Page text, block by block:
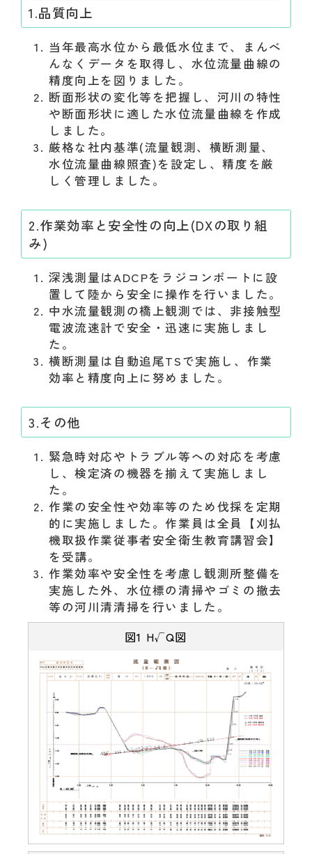
1.品質向上
当年最高水位から最低水位まで、まんべ
んなくデータを取得し、水位流量曲線の
精度向上を図りました。
断面形状の変化等を把握し、河川の特性
や断面形状に適した水位流量曲線を作成
しました。
厳格な社内基準(流量観測、横断測量、
水位流量曲線照査)を設定し、精度を厳
しく管理しました。
2.作業効率と安全性の向上(DXの取り組
み)
深浅測量はADCPをラジコンボートに設
置して陸から安全に操作を行いました。
中水流量観測の橋上観測では、非接触型
電波流速計で安全・迅速に実施しまし
た。
横断測量は自動追尾TSで実施し、作業
効率と精度向上に努めました。
3.その他
緊急時対応やトラブル等への対応を考慮
し、検定済の機器を揃えて実施しまし
た。
作業の安全性や効率等のため伐採を定期
的に実施しました。作業員は全員【刈払
機取扱作業従事者安全衛生教育講習会】
を受講。
作業効率や安全性を考慮し観測所整備を
実施した外、水位標の清掃やゴミの撤去
等の河川清清掃を行いました。
図1 H√Q図